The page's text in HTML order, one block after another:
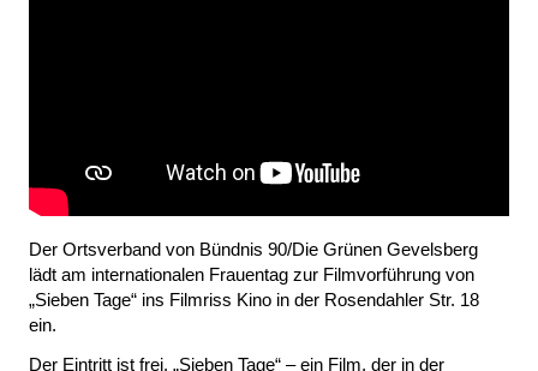
Der Ortsverband von Bündnis 90/Die Grünen Gevelsberg
lädt am internationalen Frauentag zur Filmvorführung von
„Sieben Tage“ ins Filmriss Kino in der Rosendahler Str. 18
ein.
Der Eintritt ist frei. „Sieben Tage“ – ein Film, der in der